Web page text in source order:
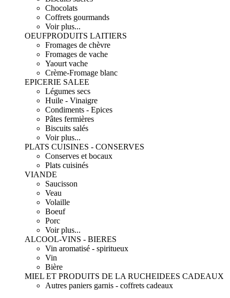
Chocolats
Coffrets gourmands
Voir plus...
OEUFPRODUITS LAITIERS
Fromages de chèvre
Fromages de vache
Yaourt vache
Crème-Fromage blanc
EPICERIE SALEE
Légumes secs
Huile - Vinaigre
Condiments - Epices
Pâtes fermières
Biscuits salés
Voir plus...
PLATS CUISINES - CONSERVES
Conserves et bocaux
Plats cuisinés
VIANDE
Saucisson
Veau
Volaille
Boeuf
Porc
Voir plus...
ALCOOL-VINS - BIERES
Vin aromatisé - spiritueux
Vin
Bière
MIEL ET PRODUITS DE LA RUCHEIDEES CADEAUX
Autres paniers garnis - coffrets cadeaux